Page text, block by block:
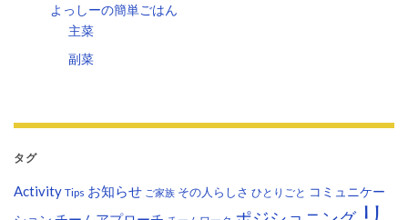
よっしーの簡単ごはん
主菜
副菜
タグ
Activity Tips お知らせ ご家族 その人らしさ ひとりごと コミュニケー